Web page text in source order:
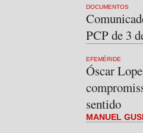
DOCUMENTOS
PCP de 3
EFEMÉRIDE
Óscar
sentido
MANUEL